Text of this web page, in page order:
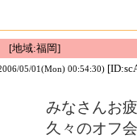
域:福岡]
05/01(Mon) 00:54:30)
みなさんお
久々のオフ